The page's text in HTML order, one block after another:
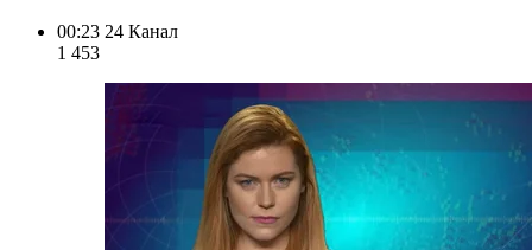
00:23 24 Канал
1 453